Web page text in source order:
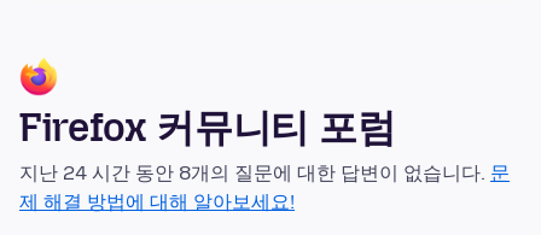
Firefox 커뮤니티 포럼
지난 24 시간 동안 8개의 질문에 대한 답변이 없습니다. 문
제 해결 방법에 대해 알아보세요!